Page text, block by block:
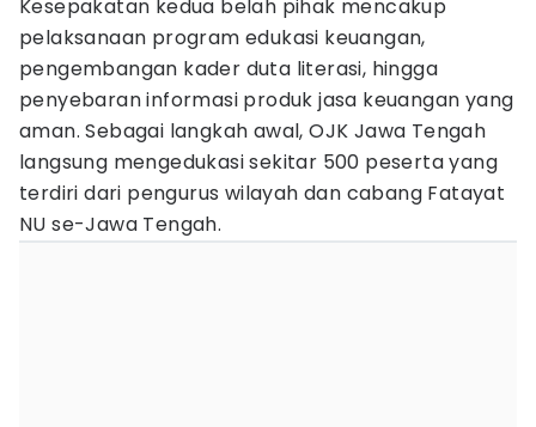
Kesepakatan kedua belah pihak mencakup
pelaksanaan program edukasi keuangan,
pengembangan kader duta literasi, hingga
penyebaran informasi produk jasa keuangan yang
aman. Sebagai langkah awal, OJK Jawa Tengah
langsung mengedukasi sekitar 500 peserta yang
terdiri dari pengurus wilayah dan cabang Fatayat
NU se-Jawa Tengah.